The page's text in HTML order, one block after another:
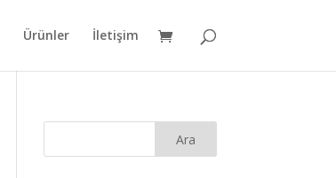
Ürünler İletişim